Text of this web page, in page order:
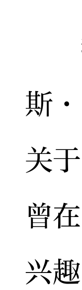
我
斯·
关
曾
兴